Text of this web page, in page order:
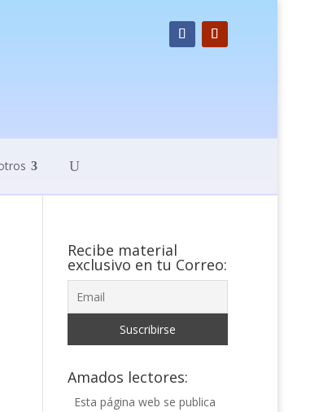
Recibe material
exclusivo en tu Correo:
Amados lectores:
Esta página web se publica